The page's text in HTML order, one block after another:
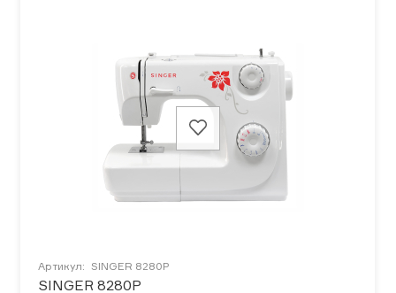
Артикул: SINGER 8280P
SINGER 8280P